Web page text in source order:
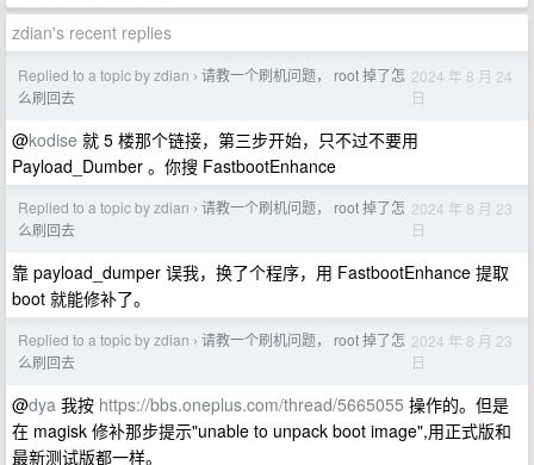
zdian's recent replies
Replied to a topic by zdian › 请教一个刷机问题， root 掉了怎
么刷回去
2024 年 8 月 24
日
@kodise 就 5 楼那个链接，第三步开始，只不过不要用
Payload_Dumber 。你搜 FastbootEnhance
Replied to a topic by zdian › 请教一个刷机问题， root 掉了怎
么刷回去
2024 年 8 月 23
日
靠 payload_dumper 误我，换了个程序，用 FastbootEnhance 提取
boot 就能修补了。
Replied to a topic by zdian › 请教一个刷机问题， root 掉了怎
么刷回去
2024 年 8 月 23
日
@dya 我按 https://bbs.oneplus.com/thread/5665055 操作的。但是
在 magisk 修补那步提示"unable to unpack boot image",用正式版和
最新测试版都一样。